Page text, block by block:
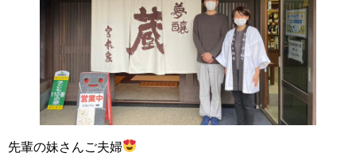
先輩の妹さんご夫婦